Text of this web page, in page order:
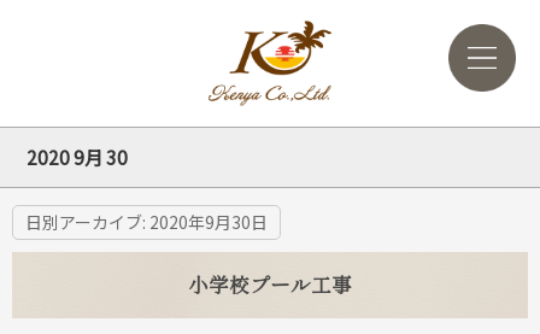
2020 9月 30
日別アーカイブ: 2020年9月30日
小学校プール工事